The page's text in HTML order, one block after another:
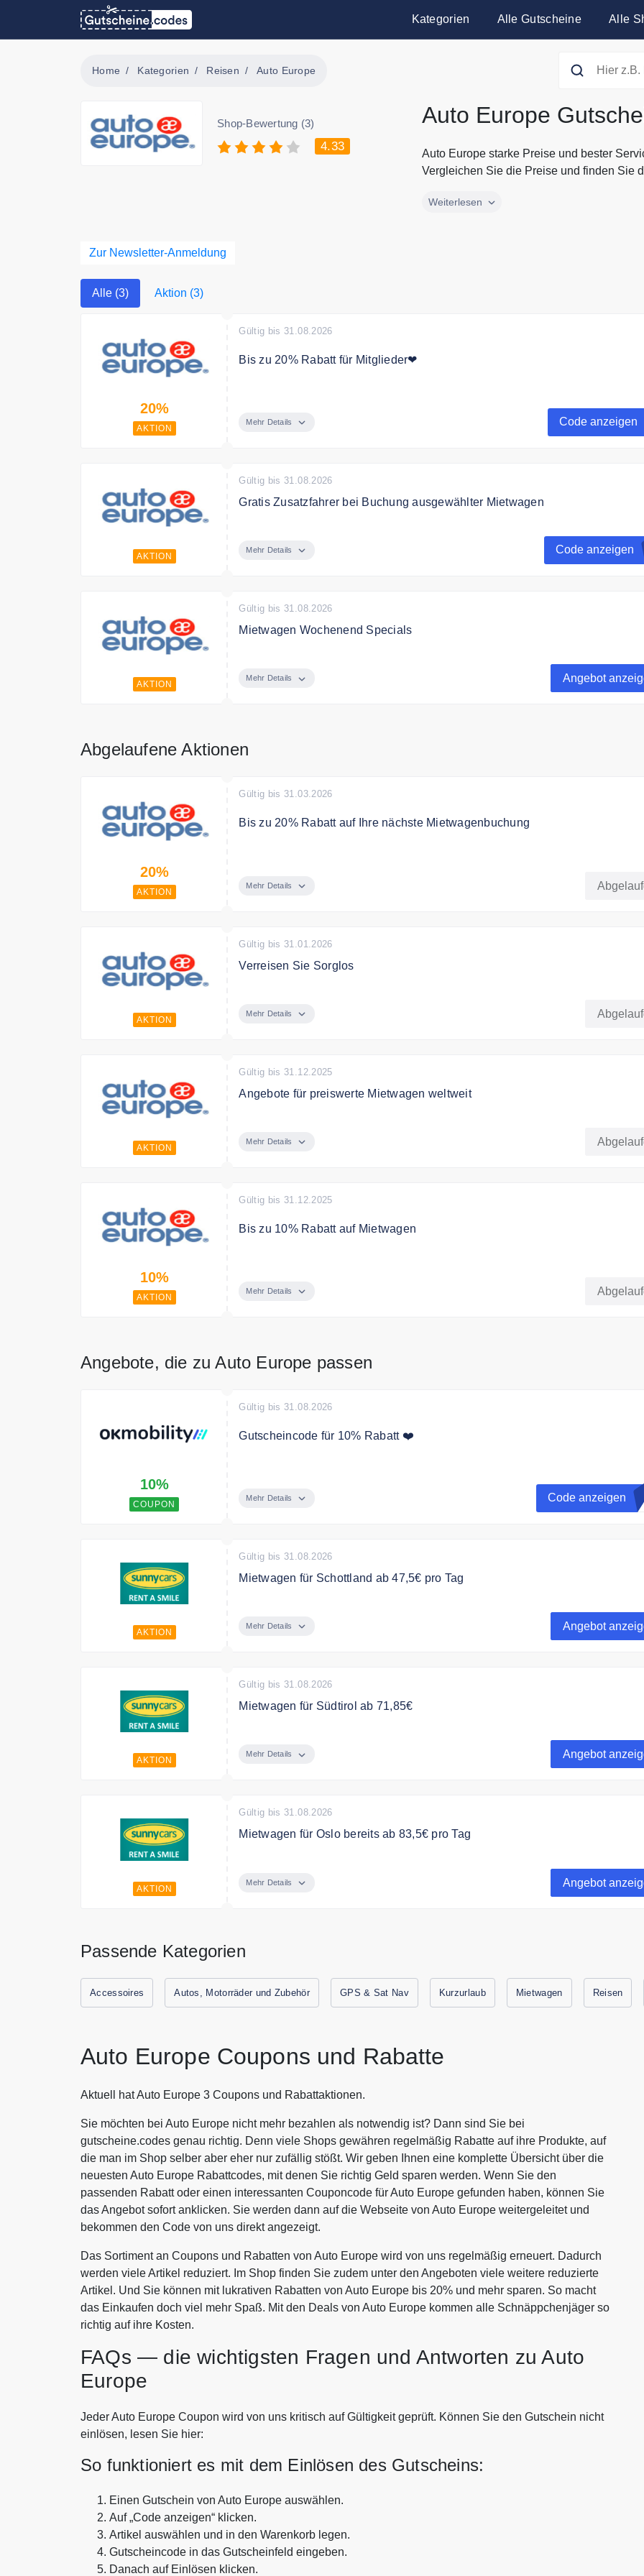
Kategorien Alle Gutscheine Alle
Home Kategorien Reisen Auto Europe
Shop-Bewertung (3)
4.33
Auto Europe
Auto Europe starke Preise und bester
Vergleichen Sie die Preise und finden Sie
Auto Europe starke Preise und bester
Weiterlesen
Zur Newsletter-Anmeldung
Alle (3) Aktion (3)
20%
AKTION
Gültig bis 31.08.2026
Bis zu 20% Rabatt für Mitglieder❤
Mehr Details Code anzeigen
AKTION
Gültig bis 31.08.2026
Gratis Zusatzfahrer bei Buchung ausgewählter Mietwagen
Mehr Details Code anzeigen
AKTION
Gültig bis 31.08.2026
Mietwagen Wochenend Specials
Mehr Details Angebot
Abgelaufene Aktionen
20%
AKTION
Gültig bis 31.03.2026
Bis zu 20% Rabatt auf Ihre nächste Mietwagenbuchung
Mehr Details
AKTION
Gültig bis 31.01.2026
Verreisen Sie Sorglos
Super Cover - Deckt Schäden an Reifen, Dach und Unterboden ab. - Deckt
Windschutzscheiben, Spiegel, Außenlichter und Scheinwerfer ab. - Erstattung
Buchung hinzu!
Mehr Details
AKTION
Gültig bis 31.12.2025
Angebote für preiswerte Mietwagen weltweit
Mehr Details
10%
AKTION
Gültig bis 31.12.2025
Bis zu 10% Rabatt auf Mietwagen
Bedingungen
Mehr Details
Angebote, die zu Auto Europe passen
10%
COUPON
Gültig bis 31.08.2026
Gutscheincode für 10% Rabatt ❤️
Mehr Details Code anzeigen
AKTION
Gültig bis 31.08.2026
Mietwagen für Schottland ab 47,5€ pro Tag
Mehr Details Angebot
AKTION
Gültig bis 31.08.2026
Mietwagen für Südtirol ab 71,85€
Mehr Details Angebot
AKTION
Gültig bis 31.08.2026
Mietwagen für Oslo bereits ab 83,5€ pro Tag
Mehr Details Angebot
Passende Kategorien
Accessoires Autos, Motorräder und Zubehör GPS & Sat Nav Kurzurlaub Mietwagen Reisen
Auto Europe Coupons und Rabatte
Aktuell hat Auto Europe 3 Coupons und Rabattaktionen.
Sie möchten bei Auto Europe nicht mehr bezahlen als notwendig ist? Dann sind Sie bei
gutscheine.codes genau richtig. Denn viele Shops gewähren regelmäßig Rabatte auf ihre Produkte, auf
die man im Shop selber aber eher nur zufällig stößt. Wir geben Ihnen eine komplette Übersicht über die
neuesten Auto Europe Rabattcodes, mit denen Sie richtig Geld sparen werden. Wenn Sie den
passenden Rabatt oder einen interessanten Couponcode für Auto Europe gefunden haben, können Sie
das Angebot sofort anklicken. Sie werden dann auf die Webseite von Auto Europe weitergeleitet und
bekommen den Code von uns direkt angezeigt.
Das Sortiment an Coupons und Rabatten von Auto Europe wird von uns regelmäßig erneuert. Dadurch
werden viele Artikel reduziert. Im Shop finden Sie zudem unter den Angeboten viele weitere reduzierte
Artikel. Und Sie können mit lukrativen Rabatten von Auto Europe bis 20% und mehr sparen. So macht
das Einkaufen doch viel mehr Spaß. Mit den Deals von Auto Europe kommen alle Schnäppchenjäger so
richtig auf ihre Kosten.
FAQs — die wichtigsten Fragen und Antworten zu Auto
Europe
Jeder Auto Europe Coupon wird von uns kritisch auf Gültigkeit geprüft. Können Sie den Gutschein nicht
einlösen, lesen Sie hier:
So funktioniert es mit dem Einlösen des Gutscheins:
Einen Gutschein von Auto Europe auswählen.
Auf „Code anzeigen“ klicken.
Artikel auswählen und in den Warenkorb legen.
Gutscheincode in das Gutscheinfeld eingeben.
Danach auf Einlösen klicken.